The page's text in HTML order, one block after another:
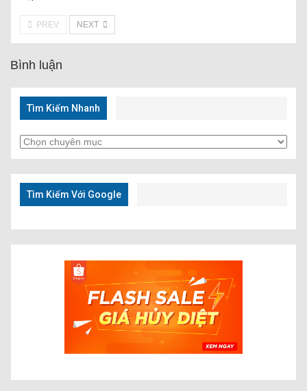
PREV NEXT
Bình luận
Tìm Kiếm Nhanh
Tìm
Kiếm
Nhanh
Tìm Kiếm Với Google